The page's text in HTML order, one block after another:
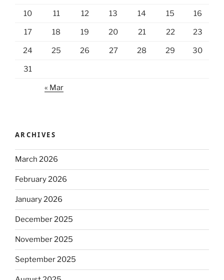
10 11 12 13 14 15 16
17 18 19 20 21 22 23
24 25 26 27 28 29 30
31
« Mar
ARCHIVES
March 2026
February 2026
January 2026
December 2025
November 2025
September 2025